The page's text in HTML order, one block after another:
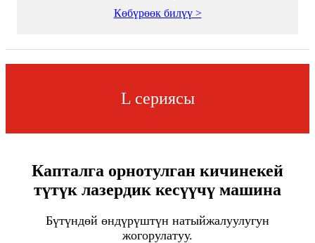
Көбүрөөк билүү >
L сериясы
Капталга орнотулган кичинекей
түтүк лазердик кесүүчү машина
Бүтүндөй өндүрүштүн натыйжалуулугун
жогорулатуу.